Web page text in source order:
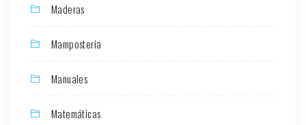
Maderas
Mamposteria
Manuales
Matemáticas